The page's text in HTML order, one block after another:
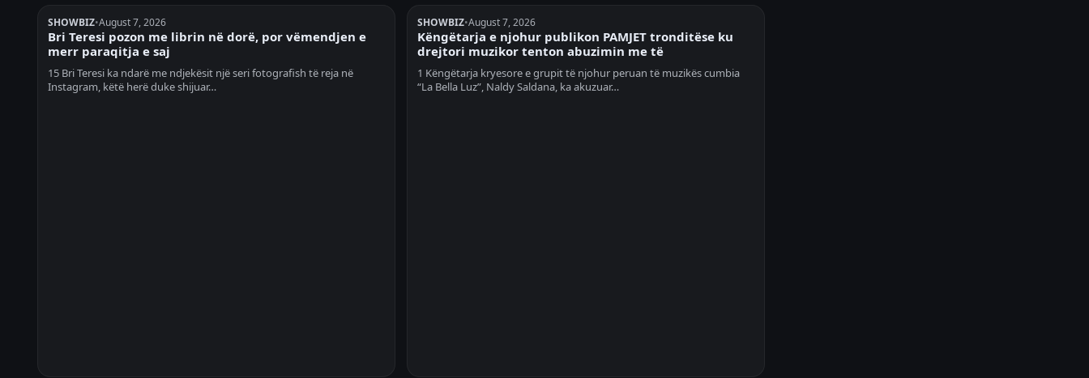
SHOWBIZ•August 7, 2026
Bri Teresi pozon me librin në dorë, por vëmendjen e
merr paraqitja e saj
15 Bri Teresi ka ndarë me ndjekësit një seri fotografish të reja në
Instagram, këtë herë duke shijuar…
SHOWBIZ•August 7, 2026
Këngëtarja e njohur publikon PAMJET tronditëse ku
drejtori muzikor tenton abuzimin me të
1 Këngëtarja kryesore e grupit të njohur peruan të muzikës cumbia
“La Bella Luz”, Naldy Saldana, ka akuzuar…